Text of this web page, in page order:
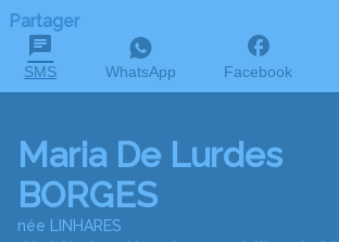
Partager
SMS WhatsApp Facebook
Maria De Lurdes
BORGES
née LINHARES